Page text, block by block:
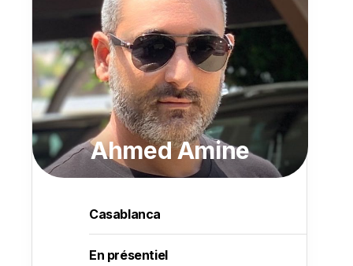
Ahmed Amine
Casablanca
En présentiel